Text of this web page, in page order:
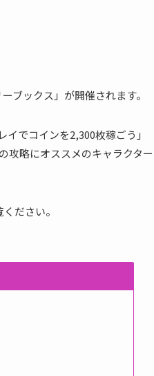
ブックス」が開催されます。
でコインを2,300枚稼ごう」
攻略にオススメのキャラクター
ださい。